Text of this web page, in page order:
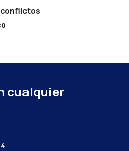
cualquier